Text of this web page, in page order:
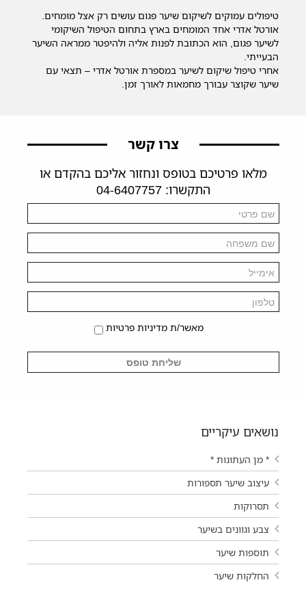
טיפולים עמוקים לשיקום שיער פגום עושים רק אצל מומחים.
אורטל אדרי אחד המומחים בארץ בתחום הטיפול השיקומי
לשיער פגום, הוא הכתובת לפנות אליה ולהיפטר ממראה השיער
הבעייתי.
אחרי טיפול שיקום לשיער במספרת אורטל אדרי – תצאי עם
שיער שקוצר עבורך מחמאות לאורך זמן.
צרו קשר
מלאו פרטיכם בטופס ונחזור אליכם בהקדם או
התקשרו: 04-6407757
מאשר/ת מדיניות פרטיות
נושאים עיקריים
* מן העתונות *
עיצוב שיער תספורות
תסרוקות
צבע וגוונים בשיער
תוספות שיער
החלקות שיער